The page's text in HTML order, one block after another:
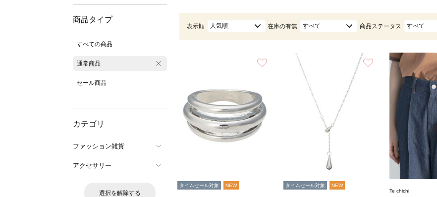
商品タイプ
すべての商品
通常商品
セール商品
カテゴリ
ファッション雑貨
アクセサリー
選択を解除する
表示順 人気順 在庫の有無 すべて 商品ステータス すべて
タイムセール対象 NEW
お気に入り
タイムセール対象 NEW
Te chichi